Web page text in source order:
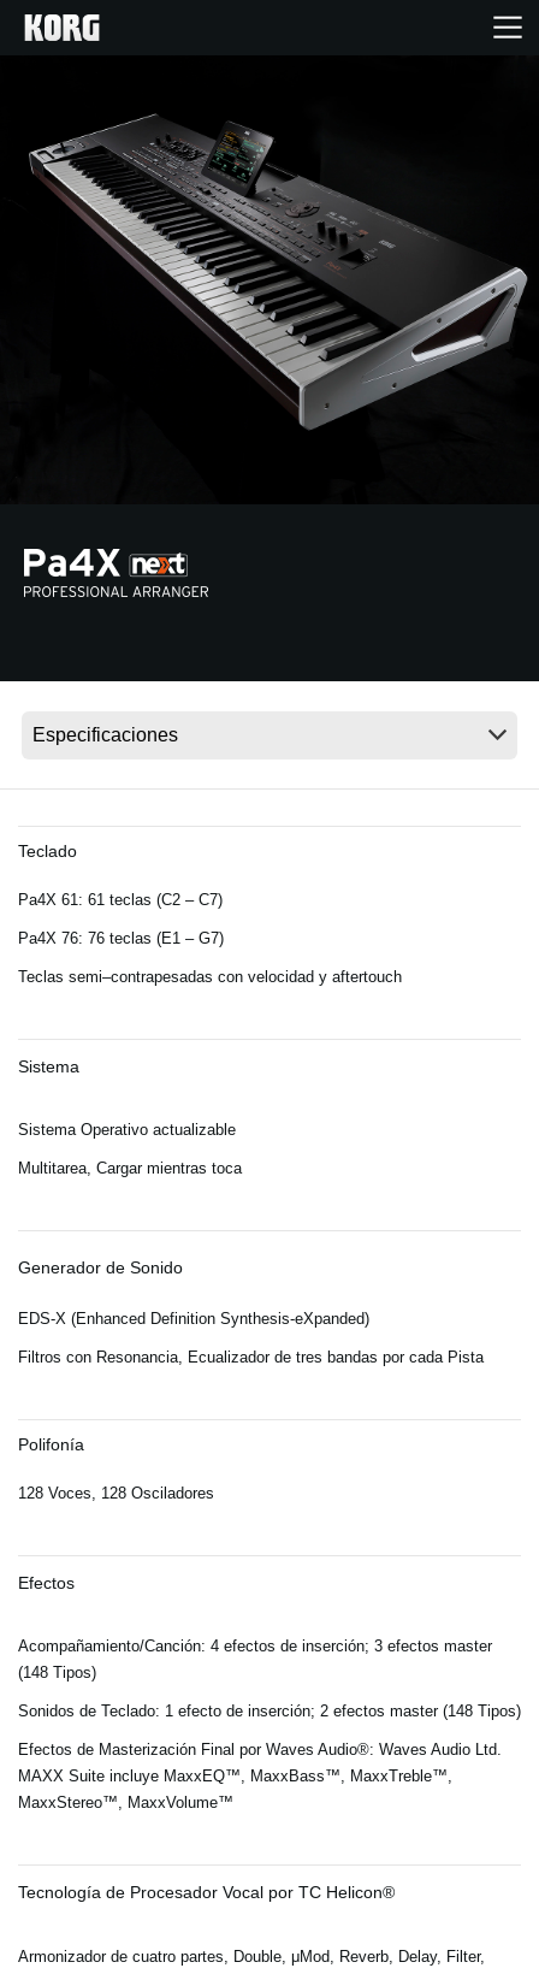
Productos
Características
Noticias
Ubicación
Acerca de KORG
Teclado
Pa4X 61: 61 teclas (C2 – C7)
Pa4X 76: 76 teclas (E1 – G7)
Teclas semi–contrapesadas con velocidad y aftertouch
Sistema
Sistema Operativo actualizable
Multitarea, Cargar mientras toca
Generador de Sonido
EDS-X (Enhanced Definition Synthesis-eXpanded)
Filtros con Resonancia, Ecualizador de tres bandas por cada Pista
Polifonía
128 Voces, 128 Osciladores
Efectos
Acompañamiento/Canción: 4 efectos de inserción; 3 efectos master
(148 Tipos)
Sonidos de Teclado: 1 efecto de inserción; 2 efectos master (148 Tipos)
Efectos de Masterización Final por Waves Audio®: Waves Audio Ltd.
MAXX Suite incluye MaxxEQ™, MaxxBass™, MaxxTreble™,
MaxxStereo™, MaxxVolume™
Tecnología de Procesador Vocal por TC Helicon®
Armonizador de cuatro partes, Double, μMod, Reverb, Delay, Filter,